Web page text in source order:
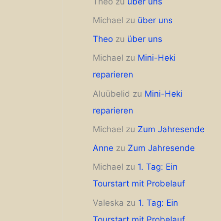
Michael zu über uns
Theo zu über uns
Michael zu Mini-Heki
reparieren
Aluübelid zu Mini-Heki
reparieren
Michael zu Zum Jahresende
Anne zu Zum Jahresende
Michael zu 1. Tag: Ein
Tourstart mit Probelauf
Valeska zu 1. Tag: Ein